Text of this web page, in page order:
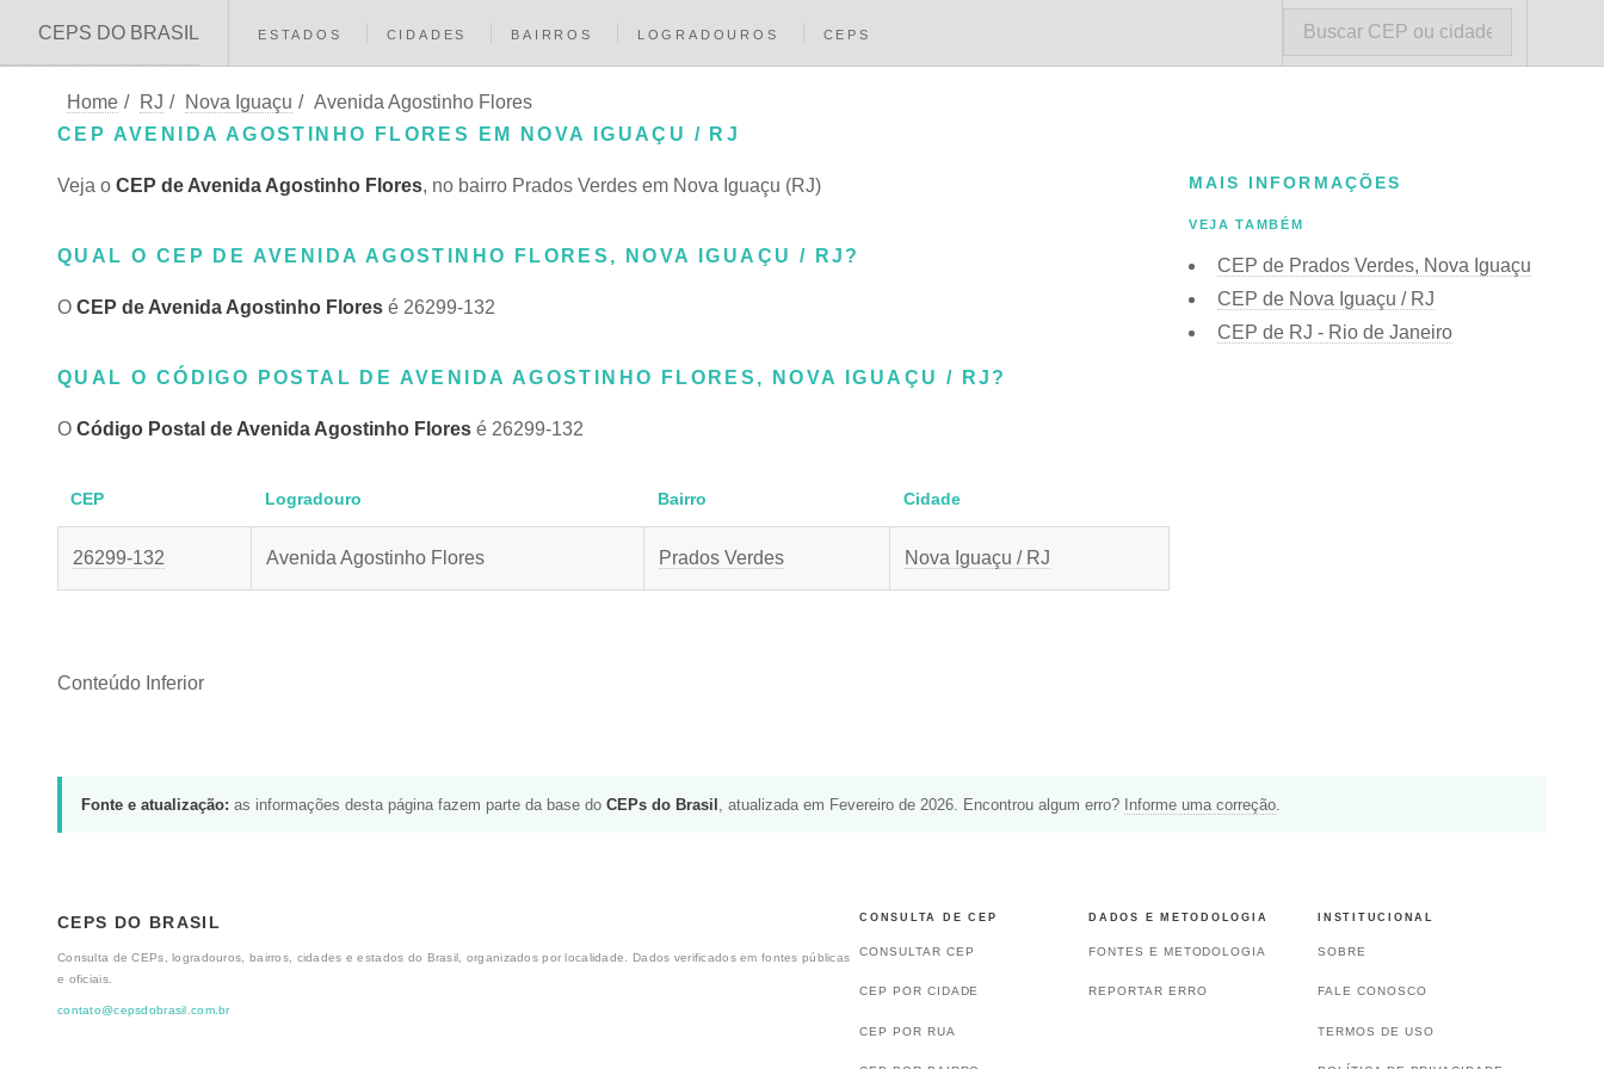
CEPS DO BRASIL ESTADOS CIDADES BAIRROS LOGRADOUROS CEPS
Home / RJ / Nova Iguaçu / Avenida Agostinho Flores
CEP AVENIDA AGOSTINHO FLORES EM NOVA IGUAÇU / RJ
Veja o CEP de Avenida Agostinho Flores, no bairro Prados Verdes em Nova Iguaçu (RJ)
QUAL O CEP DE AVENIDA AGOSTINHO FLORES, NOVA IGUAÇU / RJ?
O CEP de Avenida Agostinho Flores é 26299-132
QUAL O CÓDIGO POSTAL DE AVENIDA AGOSTINHO FLORES, NOVA IGUAÇU / RJ?
O Código Postal de Avenida Agostinho Flores é 26299-132
CEP Logradouro Bairro Cidade
26299-132 Avenida Agostinho Flores Prados Verdes Nova Iguaçu / RJ
Conteúdo Inferior
MAIS INFORMAÇÕES
VEJA TAMBÉM
CEP de Prados Verdes, Nova Iguaçu
CEP de Nova Iguaçu / RJ
CEP de RJ - Rio de Janeiro
Fonte e atualização: as informações desta página fazem parte da base do CEPs do Brasil , atualizada em Fevereiro de 2026. Encontrou algum erro? Informe uma correção
CEPS DO BRASIL
Consulta de CEPs, logradouros, bairros, cidades e estados do Brasil, organizados por localidade. Dados verificados em fontes públicas
e oficiais.
contato@cepsdobrasil.com.br
CONSULTA DE CEP
CONSULTAR CEP
CEP POR CIDADE
CEP POR RUA
DADOS E METODOLOGIA
FONTES E METODOLOGIA
REPORTAR ERRO
INSTITUCIONAL
SOBRE
FALE CONOSCO
TERMOS DE USO